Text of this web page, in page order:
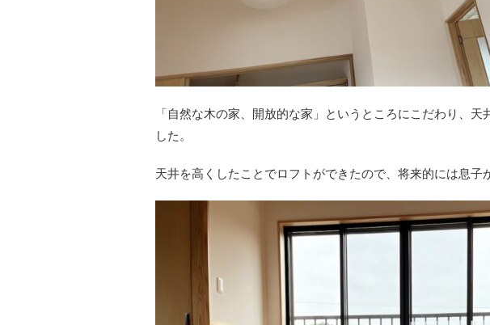
「自然な木の家、開放的な家」というところにこだわり、
した。
天井を高くしたことでロフトができたので、将来的には息子